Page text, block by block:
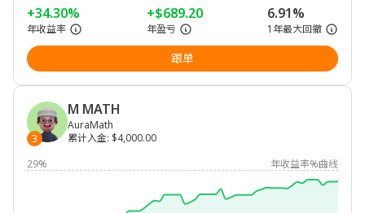
+34.30%
年收益率
+$689.20
年盈亏
6.91%
1年最大回撤
跟单
3
M MATH
AuraMath
累计入金: $4,000.00
29%
年收益率%曲线